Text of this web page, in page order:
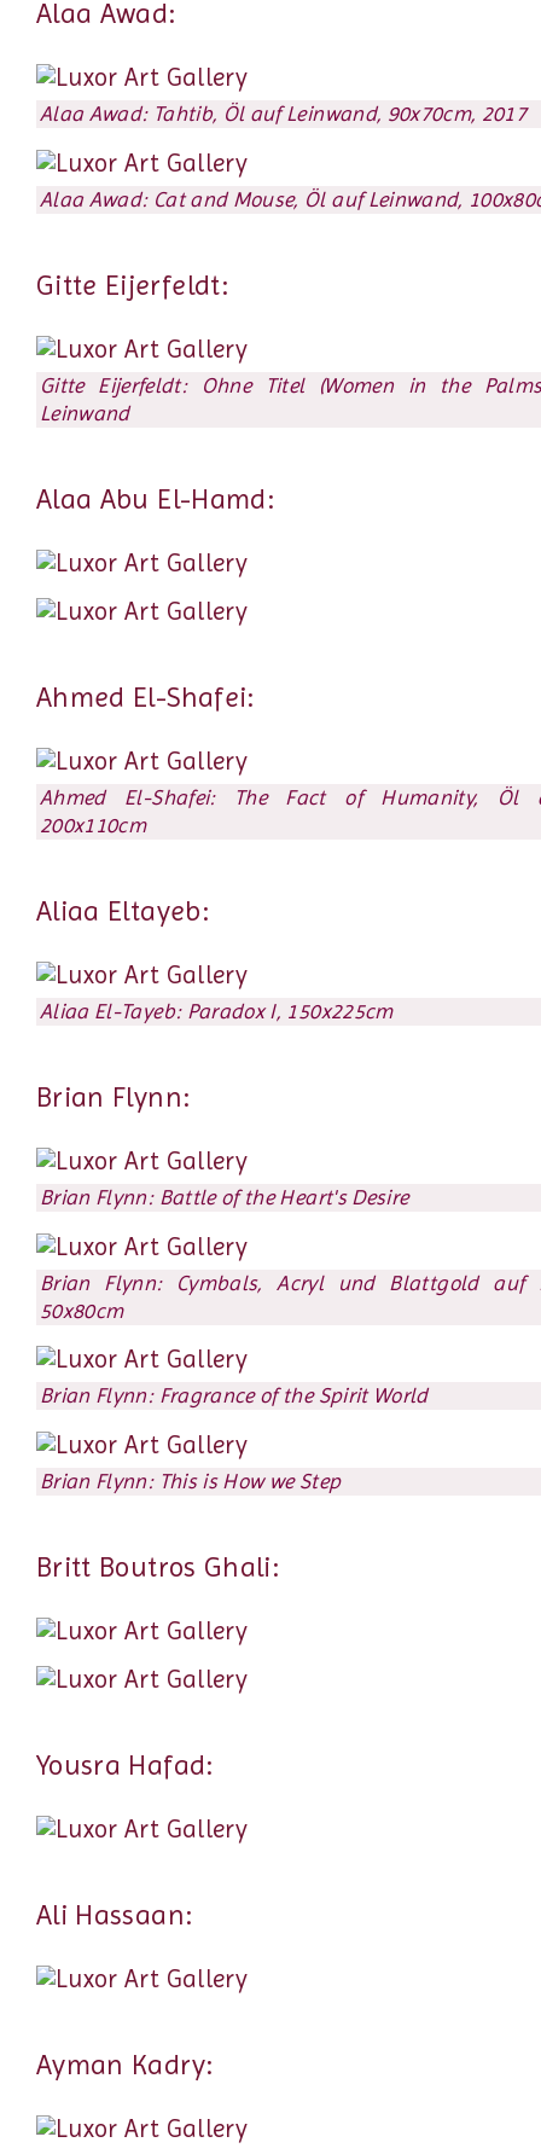
Alaa Awad:
Alaa Awad: Tahtib, Öl auf Leinwand, 90x70cm, 2017
Alaa Awad: Cat and Mouse, Öl auf Leinwand,
Gitte Eijerfeldt:
Gitte Eijerfeldt: Ohne Titel (Women in the
Leinwand
Alaa Abu El-Hamd:
Ahmed El-Shafei:
Ahmed El-Shafei: The Fact of Humanity, Öl
200x110cm
Aliaa Eltayeb:
Aliaa El-Tayeb: Paradox I, 150x225cm
Brian Flynn:
Brian Flynn: Battle of the Heart's Desire
Brian Flynn: Cymbals, Acryl und Blattgold auf
50x80cm
Brian Flynn: Fragrance of the Spirit World
Brian Flynn: This is How we Step
Britt Boutros Ghali:
Yousra Hafad:
Ali Hassaan:
Ayman Kadry: